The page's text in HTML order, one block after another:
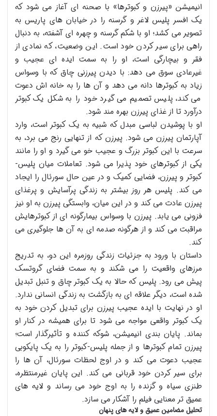
انیمیشن «پیرزن و کبوترها» با صحنه ای آغاز می شود که
یک افسر پلیس لاغر و گرسنه را در خیابان های پاریس به
تصویر می کشد؛ او با شکم گرسنه و چهره ای آشفته، به دنبال
راهی برای سیر کردن خود است. این وضعیت، که نمادی از
فقر و بیچارگی است، او را به سمت ایده ای عجیب و
غیرعادی سوق می دهد: با دیدن پیرزنی چاق که با وسواس
زیاد به کبوترها دانه می دهد و آن ها را به خانه اش دعوت
می کند، پلیس تصمیم می گیرد خود را به شکل یک کبوتر
درآورد تا از غذای پیرزن بهره مند شود.
او با پوشیدن لباسی مبدل که شبیه به یک کبوتر است، وارد
آپارتمان پیرزن می شود. پیرزن که از تنهایی رنج می برد، به
سرعت با این کبوتر بزرگ و عجیب خو می گیرد و او را مانند
یکی از کبوترهای خود پذیرا می شود. تعاملات میان پلیس-
کبوتر و پیرزن، فضایی کمیک و در عین حال سورئال را ایجاد
می کند. پلیس هر روز بیشتر به زندگی پرآسایش و پرغذای
پیرزن عادت می کند و در این میان، وابستگی پیرزن به او نیز
فزونی می یابد. پیرزن با وسواس بیمارگونه ای از کبوترهایش
مراقبت می کند و از هرگونه صدمه ای به آن ها جلوگیری می
کند.
داستان با ورود به جزئیات زندگی روزمره این دو، به تدریج
مرزهای واقعیت را می شکند و به سمت فضای گروتسک
پیش می رود. پلیس که حالا به یک کبوتر چاق و تنبل تبدیل
شده است، دیگر علاقه ای به بازگشت به زندگی انسانی ندارد.
او در نهایت با ایده عجیب پیرزن برای تبدیل کردن خود به
یک کبوتر واقعی مواجه می شود تا برای همیشه در کنار او
بماند. پایان بندی انیمیشن، شوکه کننده و تأثیرگذار است؛
پیرزن تمام کبوترها و از جمله پلیس-کبوتر را به یک پایکوبی
عجیب دعوت می کند و در اوج لحظات سورئال، آن ها را
برای سیر کردن خود قربانی می کند. این پایان غیرمنتظره،
طنزی سیاه و گزنده را به اوج خود می رساند و لایه های
عمیق تر معنایی فیلم را آشکار می سازد.
تحلیل مضامین عمیق و لایه های پنهان